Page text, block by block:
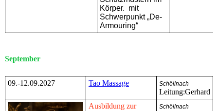
Körper. mit
Schwerpunkt „De-
Armouring“
September
09.-12.09.2027 Tao Massage Schöllnach
Leitung:Gerhard
Ausbildung zur
Schöllnach